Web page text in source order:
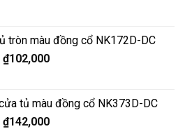
tròn màu đồng cổ NK172D-DC
₫102,000
tủ màu đồng cổ NK373D-DC
₫142,000